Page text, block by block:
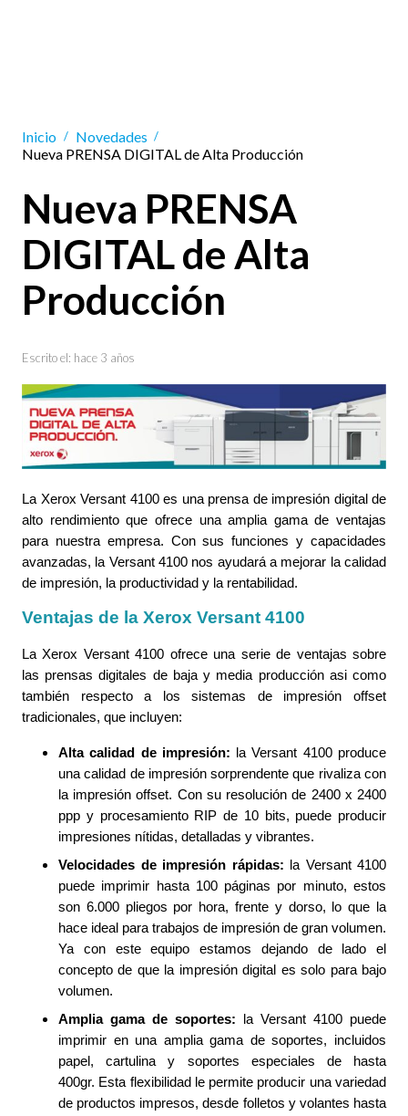
Inicio / Novedades /
Nueva PRENSA DIGITAL de Alta Producción
Nueva PRENSA
DIGITAL de Alta
Producción
Escrito el: hace 3 años
La Xerox Versant 4100 es una prensa de impresión digital de
alto rendimiento que ofrece una amplia gama de ventajas
para nuestra empresa. Con sus funciones y capacidades
avanzadas, la Versant 4100 nos ayudará a mejorar la calidad
de impresión, la productividad y la rentabilidad.
Ventajas de la Xerox Versant 4100
La Xerox Versant 4100 ofrece una serie de ventajas sobre
las prensas digitales de baja y media producción asi como
también respecto a los sistemas de impresión offset
tradicionales, que incluyen:
Alta calidad de impresión: la Versant 4100 produce
una calidad de impresión sorprendente que rivaliza con
la impresión offset. Con su resolución de 2400 x 2400
ppp y procesamiento RIP de 10 bits, puede producir
impresiones nítidas, detalladas y vibrantes.
Velocidades de impresión rápidas: la Versant 4100
puede imprimir hasta 100 páginas por minuto, estos
son 6.000 pliegos por hora, frente y dorso, lo que la
hace ideal para trabajos de impresión de gran volumen.
Ya con este equipo estamos dejando de lado el
concepto de que la impresión digital es solo para bajo
volumen.
Amplia gama de soportes: la Versant 4100 puede
imprimir en una amplia gama de soportes, incluidos
papel, cartulina y soportes especiales de hasta
400gr. Esta flexibilidad le permite producir una variedad
de productos impresos, desde folletos y volantes hasta